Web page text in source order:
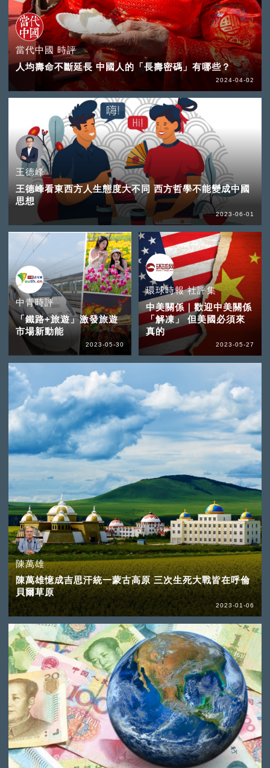
當代中國 時評
人均壽命不斷延長 中國人的「長壽密碼」有哪些？
2024-04-02
王德峰
王德峰看東西方人生態度大不同 西方哲學不能變成中國
思想
2023-06-01
中青時評
「鐵路+旅遊」激發旅遊
市場新動能
2023-05-30
環球時報 社評集
中美關係｜歡迎中美關係
「解凍」 但美國必須來
真的
2023-05-27
陳萬雄
陳萬雄憶成吉思汗統一蒙古高原 三次生死大戰皆在呼倫
貝爾草原
2023-01-06